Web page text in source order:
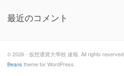
最近のコメント
© 2026 - 仮想通貨大學校 速報. All rights reserved.
Beans theme for WordPress.